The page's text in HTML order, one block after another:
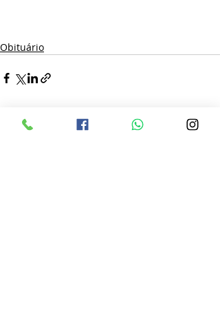
Obituário
Posts recentes Ver tudo